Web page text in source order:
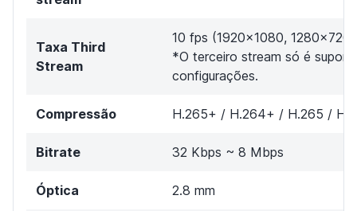
Taxa Third
Stream
10 fps (1920x1080,
*O terceiro stream só é
configurações.
Compressão H.265+ / H.264+ / H.265 /
Bitrate 32 Kbps ~ 8 Mbps
Óptica 2.8 mm